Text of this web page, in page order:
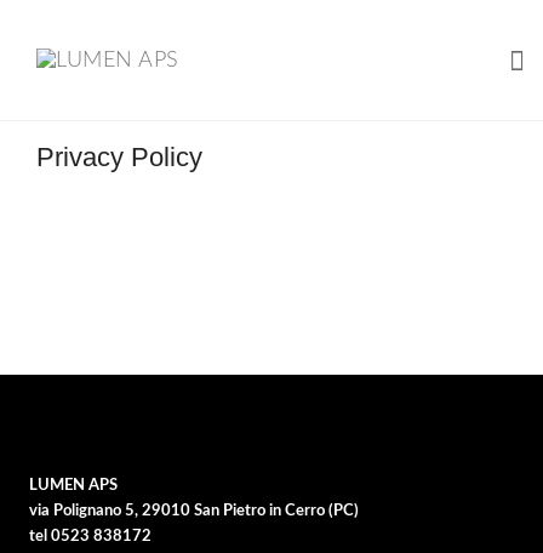
Privacy Policy
LUMEN APS
via Polignano 5, 29010 San Pietro in Cerro (PC)
tel 0523 838172